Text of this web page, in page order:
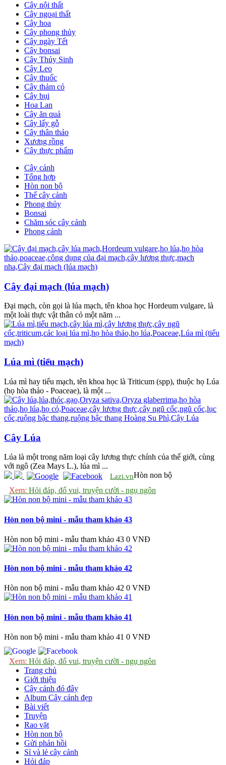
Cây nội thất
Cây ngoại thất
Cây hoa
Cây phong thủy
Cây ngày Tết
Cây bonsai
Cây Thủy Sinh
Cây Leo
Cây thuốc
Cây thảm cỏ
Cây bụi
Hoa Lan
Cây ăn quả
Cây lấy gỗ
Cây thân thảo
Xương rồng
Cây thực phẩm
Cây cảnh
Tổng hợp
Hòn non bộ
Thế cây cảnh
Phong thủy
Bonsai
Chăm sóc cây cảnh
Phong cảnh
Cây đại mạch (lúa mạch)
Đại mạch, còn gọi là lúa mạch, tên khoa học Hordeum vulgare, là
một loài thực vật thân cỏ một năm ...
Lúa mì (tiểu mạch)
Lúa mì hay tiểu mạch, tên khoa học là Triticum (spp), thuộc họ Lúa
(họ hòa thảo - Poaceae), là một ...
Cây Lúa
Lúa là một trong năm loại cây lương thực chính của thế giới, cùng
với ngô (Zea Mays L.), lúa mì ...
Lazi.vn
Xem: Hỏi đáp, đố vui, truyện cười - ngụ ngôn
Hòn non bộ
Hòn non bộ mini - mẫu tham khảo 43
Hòn non bộ mini - mẫu tham khảo 43 0 VNĐ
Hòn non bộ mini - mẫu tham khảo 42
Hòn non bộ mini - mẫu tham khảo 42 0 VNĐ
Hòn non bộ mini - mẫu tham khảo 41
Hòn non bộ mini - mẫu tham khảo 41 0 VNĐ
Xem: Hỏi đáp, đố vui, truyện cười - ngụ ngôn
Trang chủ
Giới thiệu
Cây cảnh đó đây
Album Cây cảnh đẹp
Bài viết
Truyện
Rao vặt
Hòn non bộ
Gửi phản hồi
Sỉ và lẻ cây cảnh
Hỏi đáp